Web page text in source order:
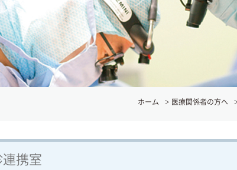
ホーム 医療関係者の方へ
携室